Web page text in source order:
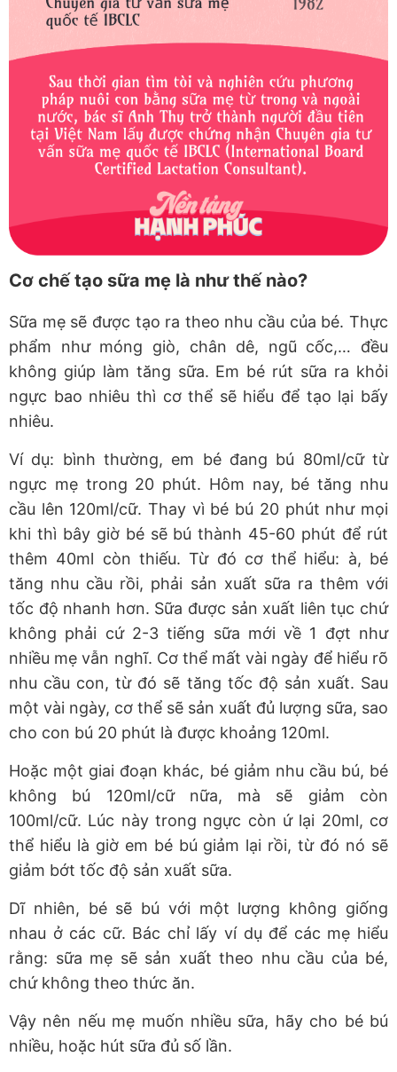
Cơ chế tạo sữa mẹ là như thế nào?
Sữa mẹ sẽ được tạo ra theo nhu cầu của bé. Thực
phẩm như móng giò, chân dê, ngũ cốc,… đều
không giúp làm tăng sữa. Em bé rút sữa ra khỏi
ngực bao nhiêu thì cơ thể sẽ hiểu để tạo lại bấy
nhiêu.
Ví dụ: bình thường, em bé đang bú 80ml/cữ từ
ngực mẹ trong 20 phút. Hôm nay, bé tăng nhu
cầu lên 120ml/cữ. Thay vì bé bú 20 phút như mọi
khi thì bây giờ bé sẽ bú thành 45-60 phút để rút
thêm 40ml còn thiếu. Từ đó cơ thể hiểu: à, bé
tăng nhu cầu rồi, phải sản xuất sữa ra thêm với
tốc độ nhanh hơn. Sữa được sản xuất liên tục chứ
không phải cứ 2-3 tiếng sữa mới về 1 đợt như
nhiều mẹ vẫn nghĩ. Cơ thể mất vài ngày để hiểu rõ
nhu cầu con, từ đó sẽ tăng tốc độ sản xuất. Sau
một vài ngày, cơ thể sẽ sản xuất đủ lượng sữa, sao
cho con bú 20 phút là được khoảng 120ml.
Hoặc một giai đoạn khác, bé giảm nhu cầu bú, bé
không bú 120ml/cữ nữa, mà sẽ giảm còn
100ml/cữ. Lúc này trong ngực còn ứ lại 20ml, cơ
thể hiểu là giờ em bé bú giảm lại rồi, từ đó nó sẽ
giảm bớt tốc độ sản xuất sữa.
Dĩ nhiên, bé sẽ bú với một lượng không giống
nhau ở các cữ. Bác chỉ lấy ví dụ để các mẹ hiểu
rằng: sữa mẹ sẽ sản xuất theo nhu cầu của bé,
chứ không theo thức ăn.
Vậy nên nếu mẹ muốn nhiều sữa, hãy cho bé bú
nhiều, hoặc hút sữa đủ số lần.